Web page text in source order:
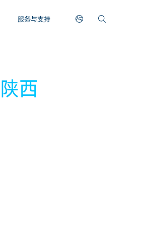
服务与支持
西